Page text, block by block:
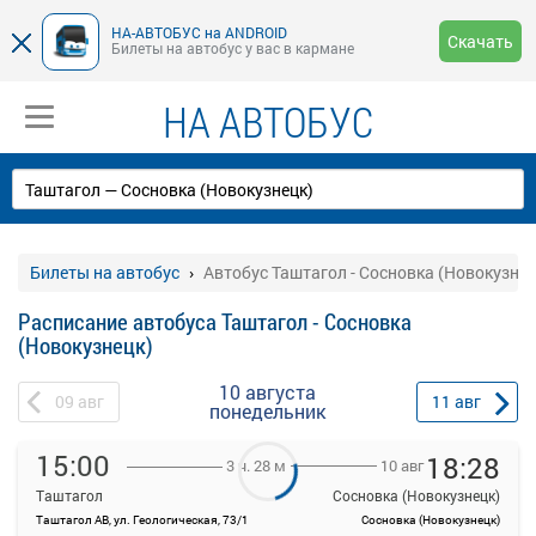
НА-АВТОБУС на ANDROID
Билеты на автобус у вас в кармане
Скачать
НА АВТОБУС
Билеты на автобус Автобус Таштагол - Сосновка
Расписание автобуса Таштагол - Сосновка
(Новокузнецк)
09 авг 10 августа
понедельник 11 авг
15:00
Таштагол
Таштагол АВ, ул. Геологическая, 73/1
3 ч. 28 м 10 авг 18:28
Сосновка (Новокузнецк)
Сосновка (Новокузнецк)
На данной странице вы можете ознакомиться с расписанием и